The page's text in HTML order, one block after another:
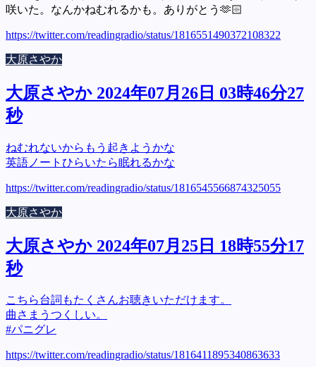
咲いた。なんかねむれるかも。ありがとう🫶🏻
https://twitter.com/readingradio/status/1816551490372108322
大原さやか
大原さやか 2024年07月26日 03時46分27
秒
ねむれないからもう起きようかな
英語ノートひらいたら眠れるかな
https://twitter.com/readingradio/status/1816545566874325055
大原さやか
大原さやか 2024年07月25日 18時55分17
秒
こちら台詞もたくさんお聴きいただけます。
曲さまうつくしい。
#パニグレ
https://twitter.com/readingradio/status/1816411895340863633